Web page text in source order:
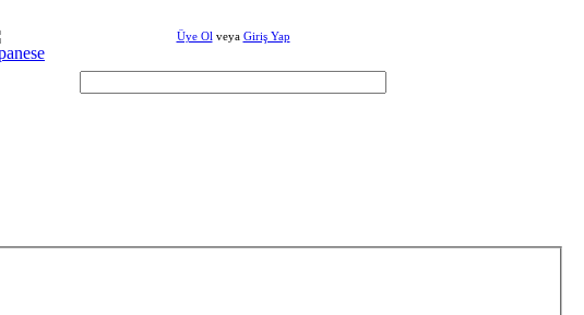
Üye Ol veya Giriş Yap